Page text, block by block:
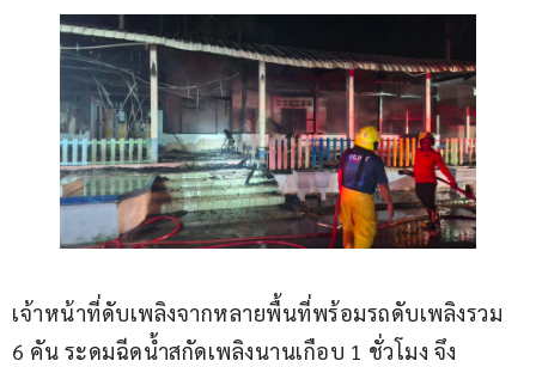
เจ้าหน้าที่ดับเพลิงจากหลายพื้นที่พร้อมรถดับเพลิงรวม
6 คัน ระดมฉีดน้ำสกัดเพลิงนานเกือบ 1 ชั่วโมง จึง